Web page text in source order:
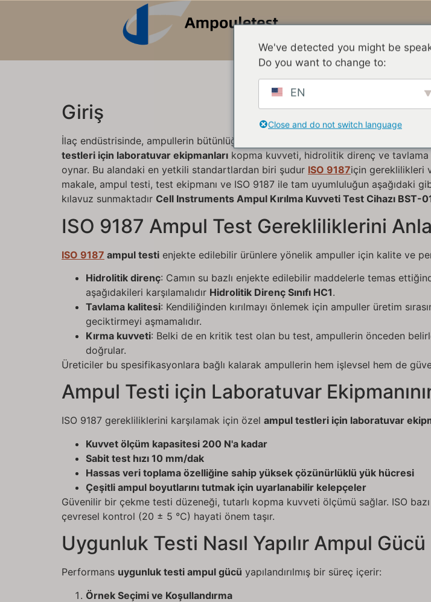
Test Makinesi
Giriş
İlaç endüstrisinde, ampullerin bütünlüğünü ve kullanılabilirliğini sağlamak
testleri için laboratuvar ekipmanları kopma kuvveti, hidrolitik direnç ve
oynar. Bu alandaki en yetkili standartlardan biri şudur ISO 9187için gereklilikleri
makale, ampul testi, test ekipmanı ve ISO 9187 ile tam uyumluluğun aşağıdaki
kılavuz sunmaktadır Cell Instruments Ampul Kırılma Kuvveti Test Cihazı BST-
ISO 9187 Ampul Test Gerekliliklerini
ISO 9187 ampul testi enjekte edilebilir ürünlere yönelik ampuller için kalite ve
Hidrolitik direnç: Camın su bazlı enjekte edilebilir maddelerle temas
aşağıdakileri karşılamalıdır Hidrolitik Direnç Sınıfı HC1.
Tavlama kalitesi: Kendiliğinden kırılmayı önlemek için ampuller üretim
geciktirmeyi aşmamalıdır.
Kırma kuvveti: Belki de en kritik test olan bu test, ampullerin önceden
doğrular.
Üreticiler bu spesifikasyonlara bağlı kalarak ampullerin hem işlevsel hem de
Ampul Testi için Laboratuvar
ISO 9187 gerekliliklerini karşılamak için özel ampul testleri için laboratuvar
Kuvvet ölçüm kapasitesi 200 N'a kadar
Sabit test hızı 10 mm/dak
Hassas veri toplama özelliğine sahip yüksek çözünürlüklü yük hücresi
Çeşitli ampul boyutlarını tutmak için uyarlanabilir kelepçeler
Güvenilir bir çekme testi düzeneği, tutarlı kopma kuvveti ölçümü sağlar. ISO
çevresel kontrol (20 ± 5 °C) hayati önem taşır.
Uygunluk Testi Nasıl Yapılır Ampul Gücü
Performans uygunluk testi ampul gücü yapılandırılmış bir süreç içerir:
Örnek Seçimi ve Koşullandırma
We've detected you might be
Do you want to change to:
EN
Close and do not switch language